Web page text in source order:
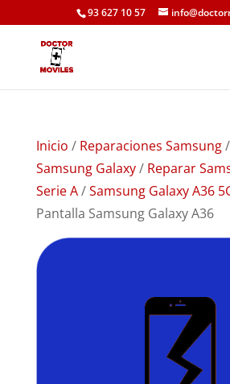
93 627 10 57
Inicio / Reparaciones Samsung/
Samsung Galaxy/ Reparar
Serie A/Samsung Galaxy A36
Pantalla Samsung Galaxy A36